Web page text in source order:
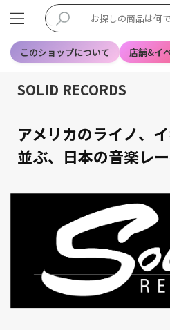
このショップについて 店舗&イ
SOLID RECORDS
アメリカのライノ、
並ぶ、日本の音楽レ